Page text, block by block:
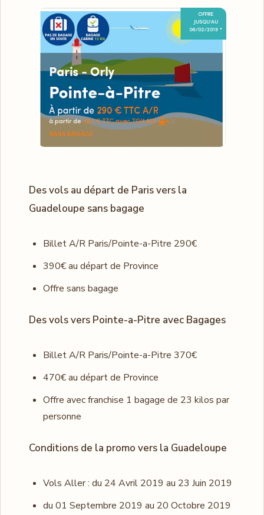
Des vols au départ de Paris vers la
Guadeloupe sans bagage
Billet A/R Paris/Pointe-a-Pitre 290€
390€ au départ de Province
Offre sans bagage
Des vols vers Pointe-a-Pitre avec Bagages
Billet A/R Paris/Pointe-a-Pitre 370€
470€ au départ de Province
Offre avec franchise 1 bagage de 23 kilos par
personne
Conditions de la promo vers la Guadeloupe
Vols Aller : du 24 Avril 2019 au 23 Juin 2019
du 01 Septembre 2019 au 20 Octobre 2019